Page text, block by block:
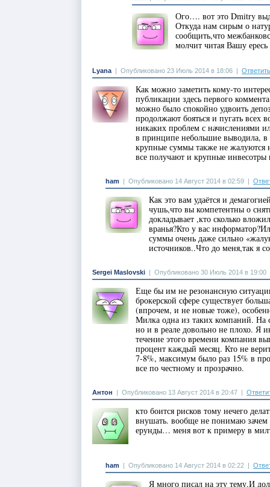
Ого…. вот это Dmitry
Откуда нам сирым о
сообщить,что
молчит читая Вашу ересь
Lyana Опубликовано 23 Июль 2014 в 18:06 Ответить
Как можно заметить кому-то
публикации здесь первого
можно было спокойно удвоить
продолжают бояться и пугать всех
никаких проблем с начислениями
в принципе небольшие выводила, в
крупные суммы также не жалуются
все получают и крупные
ham Опубликовано 14 Август 2014 в 02:59
Как это вам удаётся и
чушь,что вы компетентны о
докладывает ,кто сколько
вранья?Кто у вас
суммы очень даже сильно
источников..Что до меня,так я
Sergei Maslovski Опубликовано 30 Июль 2014 в 19:00
Еще бы им не резонансную
брокерской сфере существует
(впрочем, и не новые тоже),
Милка одна из таких компаний. На
но и в реале довольно не плохо. Я
течение этого времени компания
процент каждый месяц. Кто не
7-8%, максимум было раз 15% в
все по честному и прозрачно.
Антон Опубликовано 13 Август 2014 в 20:47
кто боится рисков тому нечего
внушать. вообще не понимаю зачем
ерунды… меня вот к примеру в
ham Опубликовано 14 Август 2014 в 02:22
Я много писал на эту тему.И